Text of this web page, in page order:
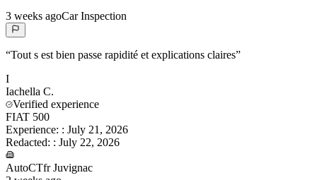
3 weeks agoCar Inspection
“Tout s est bien passe rapidité et explications claires”
I
Iachella C.
Verified experience
FIAT 500
Experience: : July 21, 2026
Redacted: : July 22, 2026
AutoCTfr Juvignac